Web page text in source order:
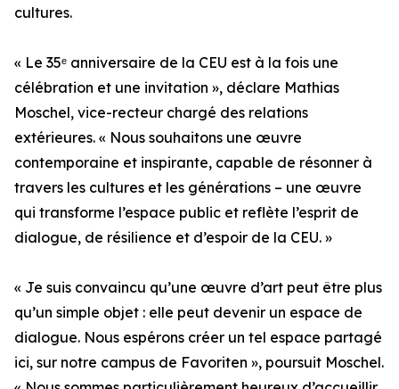
cultures.
« Le 35ᵉ anniversaire de la CEU est à la fois une
célébration et une invitation », déclare Mathias
Moschel, vice-recteur chargé des relations
extérieures. « Nous souhaitons une œuvre
contemporaine et inspirante, capable de résonner à
travers les cultures et les générations – une œuvre
qui transforme l’espace public et reflète l’esprit de
dialogue, de résilience et d’espoir de la CEU. »
« Je suis convaincu qu’une œuvre d’art peut être plus
qu’un simple objet : elle peut devenir un espace de
dialogue. Nous espérons créer un tel espace partagé
ici, sur notre campus de Favoriten », poursuit Moschel.